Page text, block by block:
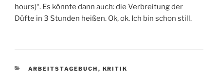
hours)“. Es könnte dann auch: die Verbreitung der
Düfte in 3 Stunden heißen. Ok, ok. Ich bin schon still.
KATEGORIEN
ARBEITSTAGEBUCH , KRITIK